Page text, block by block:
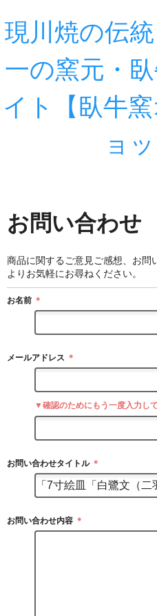
現川焼の伝
一の窯元・
イト【臥牛
ョッ
お問い合わせ
商品に関するご意見ご感想、お問
よりお気軽にお尋ねください。
お名前 ＊
メールアドレス ＊
▼確認のためにもう一度入力して
お問い合わせタイトル ＊
お問い合わせ内容 ＊